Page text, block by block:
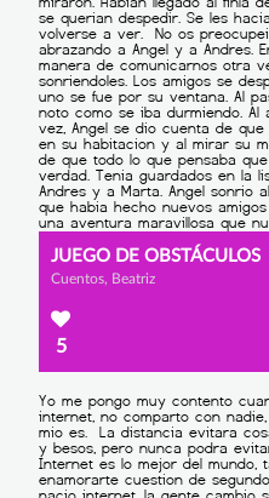
JUEGO DE OBSTÁCULOS
Cuentos, Beatriz
5